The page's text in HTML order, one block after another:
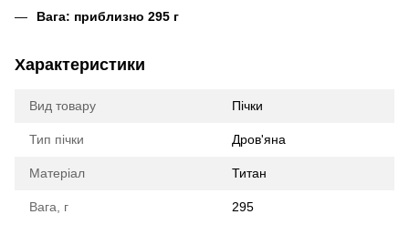
Вага: приблизно 295 г
Характеристики
Вид товару Пічки
Тип пічки Дров'яна
Матеріал Титан
Вага, г 295